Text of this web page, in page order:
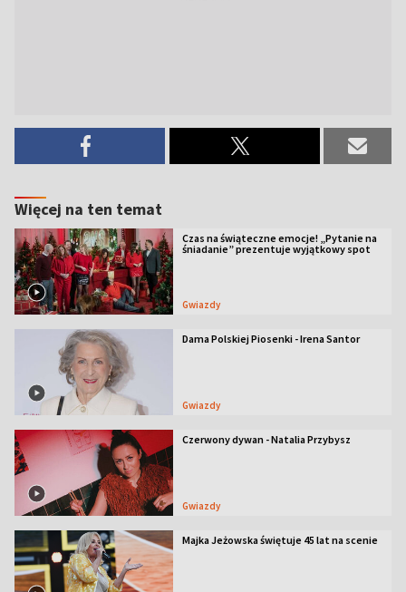
Więcej na ten temat
Czas na świąteczne emocje! „Pytanie na
śniadanie” prezentuje wyjątkowy spot
Gwiazdy
Dama Polskiej Piosenki - Irena Santor
Gwiazdy
Czerwony dywan - Natalia Przybysz
Gwiazdy
Majka Jeżowska świętuje 45 lat na scenie